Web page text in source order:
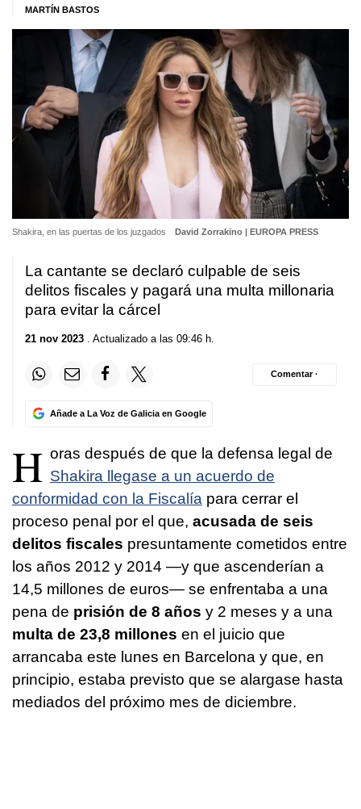
MARTÍN BASTOS
Shakira, en las puertas de los juzgados David Zorrakino | EUROPA PRESS
La cantante se declaró culpable de seis
delitos fiscales y pagará una multa millonaria
para evitar la cárcel
21 nov 2023 . Actualizado a las 09:46 h.
Añade a La Voz de Galicia en Google
Comentar ·
H oras después de que la defensa legal de
Shakira llegase a un acuerdo de
conformidad con la Fiscalía para cerrar el
proceso penal por el que, acusada de seis
delitos fiscales presuntamente cometidos entre
los años 2012 y 2014 —y que ascenderían a
14,5 millones de euros— se enfrentaba a una
pena de prisión de 8 años y 2 meses y a una
multa de 23,8 millones en el juicio que
arrancaba este lunes en Barcelona y que, en
principio, estaba previsto que se alargase hasta
mediados del próximo mes de diciembre.